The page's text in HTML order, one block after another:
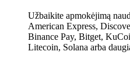
Užbaikite apmokėjimą
American Express,
Binance Pay, Bitget,
Litecoin, Solana arba